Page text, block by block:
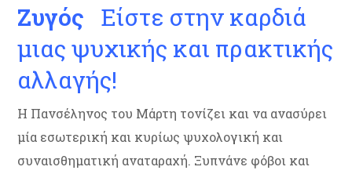
Ζυγός Είστε στην καρδιά
μιας ψυχικής και πρακτικής
αλλαγής!
Η Πανσέληνος του Μάρτη τονίζει και να ανασύρει
μία εσωτερική και κυρίως ψυχολογική και
συναισθηματική αναταραχή. Ξυπνάνε φόβοι και